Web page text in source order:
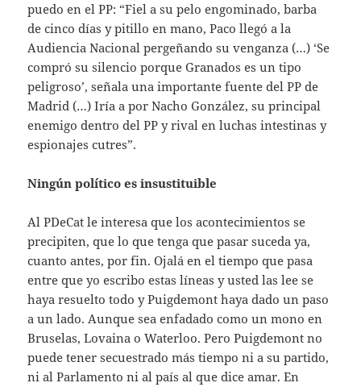
puedo en el PP: “Fiel a su pelo engominado, barba
de cinco días y pitillo en mano, Paco llegó a la
Audiencia Nacional pergeñando su venganza (…) ‘Se
compró su silencio porque Granados es un tipo
peligroso’, señala una importante fuente del PP de
Madrid (…) Iría a por Nacho González, su principal
enemigo dentro del PP y rival en luchas intestinas y
espionajes cutres”.
Ningún político es insustituible
Al PDeCat le interesa que los acontecimientos se
precipiten, que lo que tenga que pasar suceda ya,
cuanto antes, por fin. Ojalá en el tiempo que pasa
entre que yo escribo estas líneas y usted las lee se
haya resuelto todo y Puigdemont haya dado un paso
a un lado. Aunque sea enfadado como un mono en
Bruselas, Lovaina o Waterloo. Pero Puigdemont no
puede tener secuestrado más tiempo ni a su partido,
ni al Parlamento ni al país al que dice amar. En